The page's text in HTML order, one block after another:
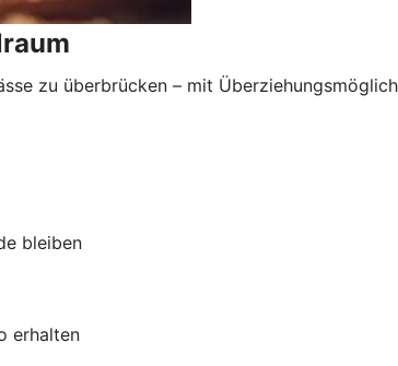
zu überbrücken – mit
bleiben
erhalten